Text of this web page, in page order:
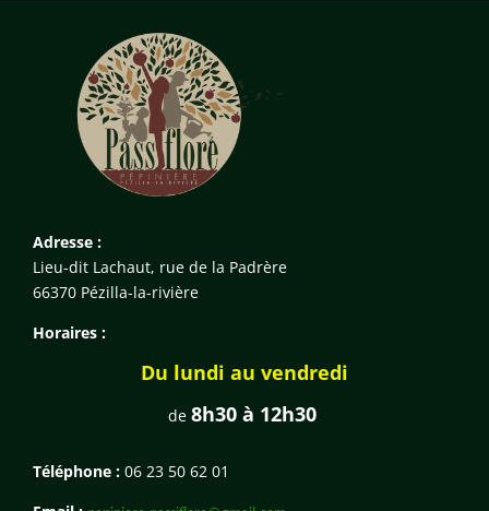
Adresse :
Lieu-dit Lachaut, rue de la Padrère
66370 Pézilla-la-rivière
Horaires :
Du lundi au vendredi
de 8h30 à 12h30
Téléphone : 06 23 50 62 01